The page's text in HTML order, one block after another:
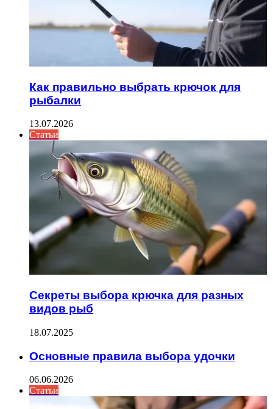
Как правильно выбрать крючок для
рыбалки
13.07.2026
Статьи
Секреты выбора крючка для разных
видов рыб
18.07.2025
Основные правила выбора удочки
06.06.2026
Статьи